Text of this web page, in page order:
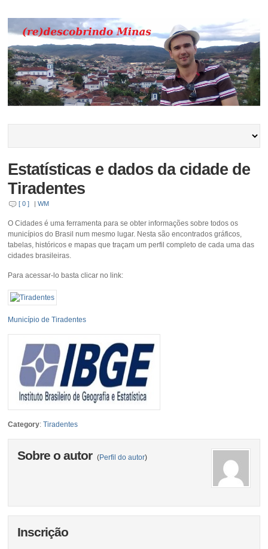
Estatísticas e dados da cidade de
Tiradentes
[ 0 ] |WM
O Cidades é uma ferramenta para se obter informações sobre todos os
municípios do Brasil num mesmo lugar. Nesta são encontrados gráficos,
tabelas, históricos e mapas que traçam um perfil completo de cada uma das
cidades brasileiras.
Para acessar-lo basta clicar no link:
Município de Tiradentes
Category:Tiradentes
Sobre o autor (Perfil do autor)
Inscrição